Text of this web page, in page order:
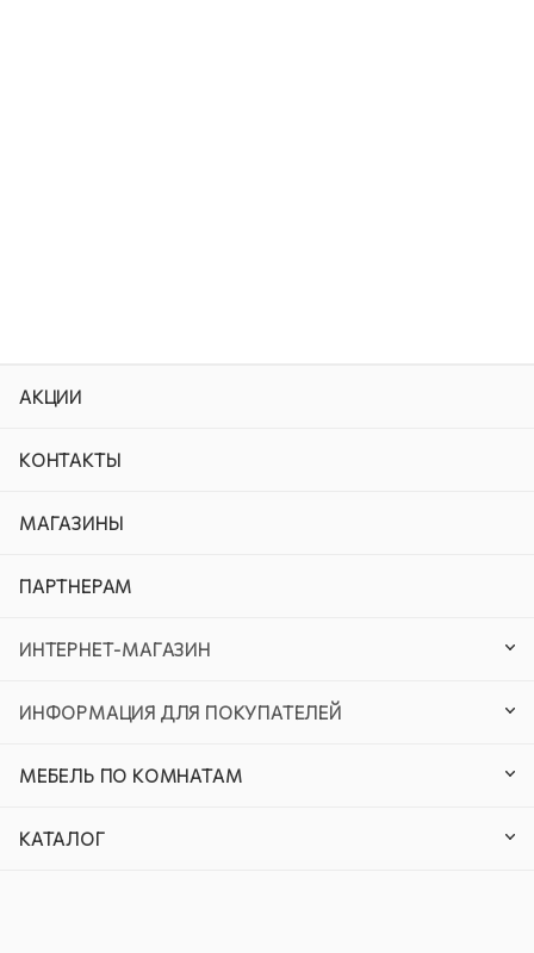
АКЦИИ
КОНТАКТЫ
МАГАЗИНЫ
ПАРТНЕРАМ
ИНТЕРНЕТ-МАГАЗИН
ИНФОРМАЦИЯ ДЛЯ ПОКУПАТЕЛЕЙ
МЕБЕЛЬ ПО КОМНАТАМ
КАТАЛОГ